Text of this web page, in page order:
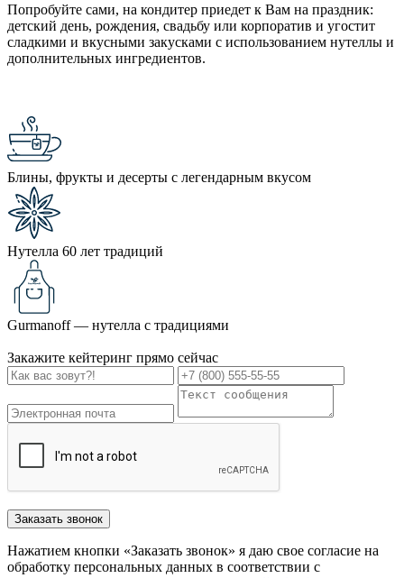
Попробуйте сами, на кондитер приедет к Вам на праздник:
детский день, рождения, свадьбу или корпоратив и угостит
сладкими и вкусными закусками с использованием нутеллы и
дополнительных ингредиентов.
Блины, фрукты и десерты с легендарным вкусом
Нутелла 60 лет традиций
Gurmanoff — нутелла с традициями
Закажите кейтеринг прямо сейчас
Заказать звонок
Нажатием кнопки «Заказать звонок» я даю свое согласие на
обработку персональных данных в соответствии с